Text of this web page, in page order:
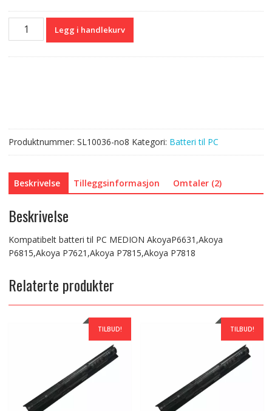
Kompatibelt
batteri
P7815,Akoya
P7818
antall
Legg i handlekurv
Produktnummer: SL10036-no8 Kategori: Batteri til PC
Beskrivelse Tilleggsinformasjon Omtaler (2)
Beskrivelse
Kompatibelt batteri til PC MEDION AkoyaP6631,Akoya
P6815,Akoya P7621,Akoya P7815,Akoya P7818
Relaterte produkter
TILBUD! TILBUD!